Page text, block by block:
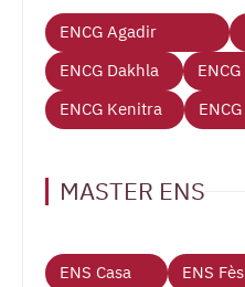
ENCG Agadir
ENCG Dakhla
ENCG Kenitra
MASTER ENS
ENS Casa ENS Fès